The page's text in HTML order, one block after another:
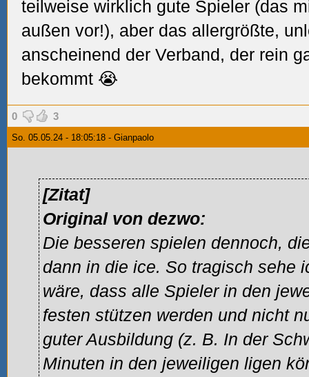
teilweise wirklich gute Spieler (das
außen vor!), aber das allergrößte,
anscheinend der Verband, der rein
bekommt 😭
0 3
So. 05.05.24 - 18:05:18 - Gianpaolo
[Zitat]
Original von dezwo:
Die besseren spielen dennoch,
dann in die ice. So tragisch sehe
wäre, dass alle Spieler in den
festen stützen werden und nicht
guter Ausbildung (z. B. In der
Minuten in den jeweiligen ligen